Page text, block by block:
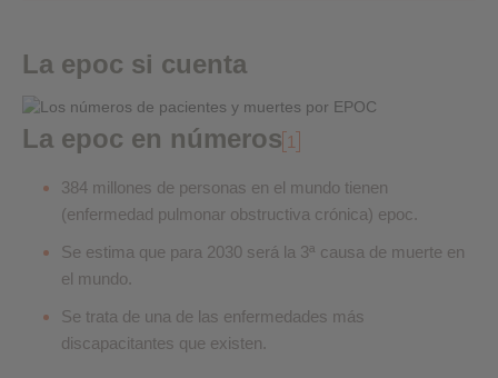
La epoc si cuenta
La epoc en números 1
384 millones de personas en el mundo tienen
(enfermedad pulmonar obstructiva crónica) epoc.
Se estima que para 2030 será la 3ª causa de muerte en
el mundo.
Se trata de una de las enfermedades más
discapacitantes que existen.